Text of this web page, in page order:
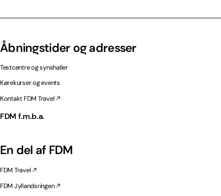
Åbningstider og adresser
Testcentre og synshaller
Kørekurser og events
Kontakt FDM Travel
FDM f.m.b.a.
En del af FDM
FDM Travel
FDM Jyllandsringen